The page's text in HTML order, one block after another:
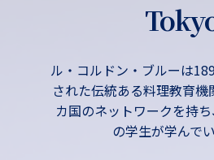
ル・コルドン・ブルーは
された伝統ある料理教育機
カ国のネットワークを持
の学生が学んでい